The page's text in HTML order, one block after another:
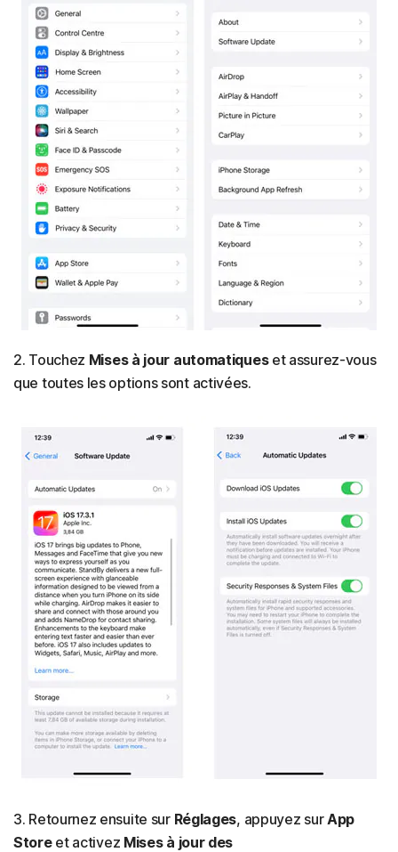
2. Touchez Mises à jour automatiqueset assurez-vous
que toutes les options sont activées.
3. Retournez ensuite sur Réglages, appuyez sur App
Storeet activez Mises à jour des